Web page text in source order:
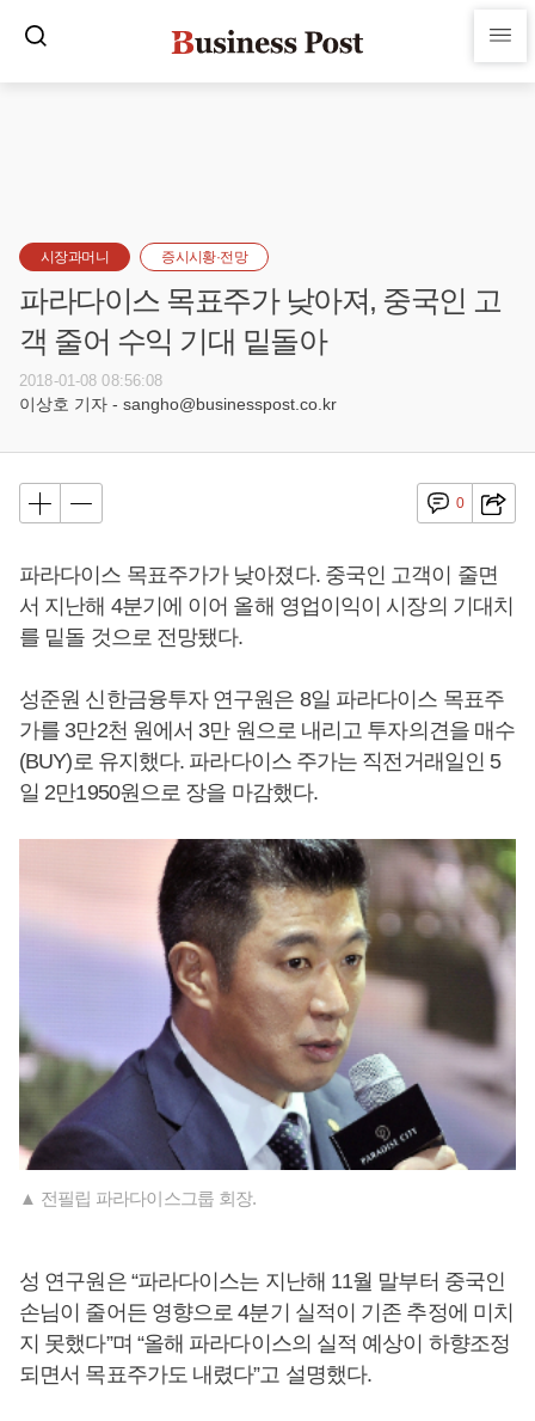
시장과머니 증시시황·전망
파라다이스 목표주가 낮아져, 중국인 고
객 줄어 수익 기대 밑돌아
2018-01-08 08:56:08
이상호 기자 - sangho@businesspost.co.kr
0
파라다이스 목표주가가 낮아졌다. 중국인 고객이 줄면
서 지난해 4분기에 이어 올해 영업이익이 시장의 기대치
를 밑돌 것으로 전망됐다.
성준원 신한금융투자 연구원은 8일 파라다이스 목표주
가를 3만2천 원에서 3만 원으로 내리고 투자의견을 매수
(BUY)로 유지했다. 파라다이스 주가는 직전거래일인 5
일 2만1950원으로 장을 마감했다.
▲ 전필립 파라다이스그룹 회장.
성 연구원은 “파라다이스는 지난해 11월 말부터 중국인
손님이 줄어든 영향으로 4분기 실적이 기존 추정에 미치
지 못했다”며 “올해 파라다이스의 실적 예상이 하향조정
되면서 목표주가도 내렸다”고 설명했다.